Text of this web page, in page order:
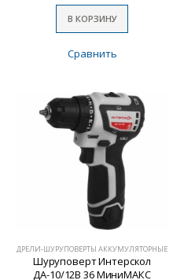
В КОРЗИНУ
Сравнить
ДРЕЛИ-ШУРУПОВЕРТЫ АККУМУЛЯТОРНЫЕ
Шуруповерт Интерскол
ДА-10/12В 36 МиниМАКС